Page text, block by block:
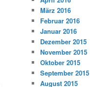
März 2016
Februar 2016
Januar 2016
Dezember 2015
November 2015
Oktober 2015
September 2015
August 2015